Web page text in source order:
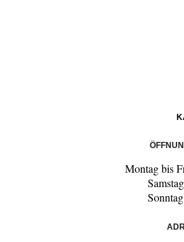
Montag bis